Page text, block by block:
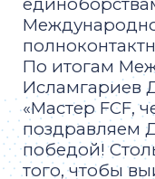
По итогам
Исламгариев
«Мастер FCF,
поздравляем
победой!
того, чтобы